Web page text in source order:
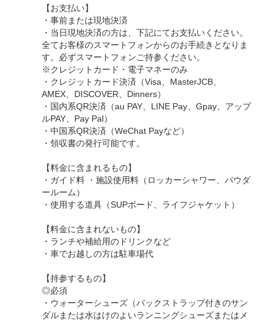
【お支払い】
・事前または現地決済
・当日現地決済の方は、下記にてお支払いください。
全てお客様のスマートフォンからのお手続きとなりま
す。必ずスマートフォンご持参ください。
※クレジットカード・電子マネーのみ
・クレジットカード決済（Visa、MasterJCB、
AMEX、DISCOVER、Dinners）
・国内系QR決済（au PAY、LINE Pay、Gpay、アップ
ルPAY、Pay Pal）
・中国系QR決済（WeChat Payなど）
・領収書の発行可能です。
【料金に含まれるもの】
・ガイド料 ・施設使用料（ロッカーシャワー、パウダ
ールーム）
・使用する道具（SUPボード、ライフジャケット）
【料金に含まれないもの】
・ランチや補給用のドリンクなど
・車でお越しの方は駐車場代
【持参するもの】
◎必須
・ウォーターシューズ（バックストラップ付きのサン
ダルまたは水はけのよいランニングシューズまたはメ